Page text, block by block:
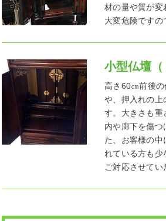
材の量や質が変
大変危険ですの
小型仏壇（
高さ60㎝前後
や、押入れの上
す。大きさも重
内や廊下を傷つ
た、お客様の中
れている方も少
ご対応させてい